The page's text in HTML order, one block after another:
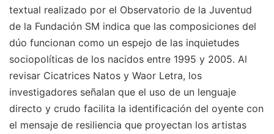
textual realizado por el Observatorio de la Juventud
de la Fundación SM indica que las composiciones del
dúo funcionan como un espejo de las inquietudes
sociopolíticas de los nacidos entre 1995 y 2005. Al
revisar Cicatrices Natos y Waor Letra, los
investigadores señalan que el uso de un lenguaje
directo y crudo facilita la identificación del oyente con
el mensaje de resiliencia que proyectan los artistas